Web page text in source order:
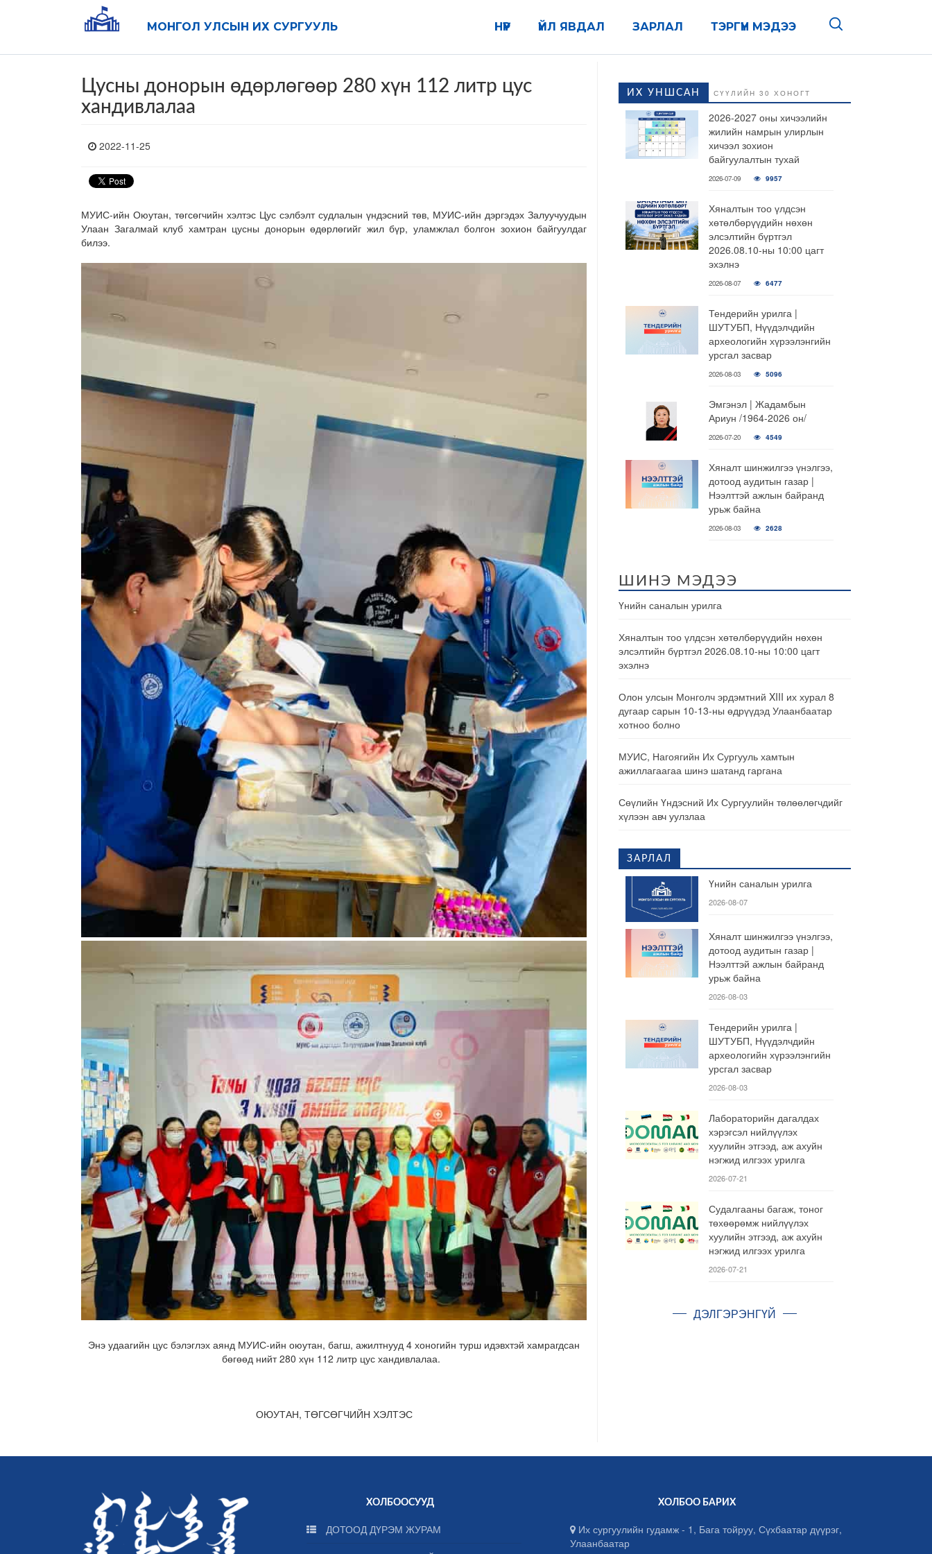
МОНГОЛ УЛСЫН ИХ СУРГУУЛЬ ТЭРГҮҮН МЭДЭЭ
ЗАРЛАЛ
ҮЙЛ ЯВДАЛ
НҮҮР
Цусны донорын өдөрлөгөөр 280 хүн 112 литр цус
хандивлалаа
2022-11-25
МУИС-ийн Оюутан, төгсөгчийн хэлтэс Цус сэлбэлт судлалын үндэсний төв, МУИС-ийн дэргэдэх Залуучуудын
Улаан Загалмай клуб хамтран цусны донорын өдөрлөгийг жил бүр, уламжлал болгон зохион байгуулдаг
билээ.
Энэ удаагийн цус бэлэглэх аянд МУИС-ийн оюутан, багш, ажилтнууд 4 хоногийн турш идэвхтэй хамрагдсан
бөгөөд нийт 280 хүн 112 литр цус хандивлалаа.
ОЮУТАН, ТӨГСӨГЧИЙН ХЭЛТЭС
ИХ УНШСАН СҮҮЛИЙН 30 ХОНОГТ
2026-2027 оны хичээлийн
жилийн намрын улирлын
хичээл зохион
байгуулалтын тухай
2026-07-09 9957
Хяналтын тоо үлдсэн
хөтөлбөрүүдийн нөхөн
элсэлтийн бүртгэл
2026.08.10-ны 10:00 цагт
эхэлнэ
2026-08-07 6477
Тендерийн урилга |
ШУТУБП, Нүүдэлчдийн
археологийн хүрээлэнгийн
урсгал засвар
2026-08-03 5096
Эмгэнэл | Жадамбын
Ариун /1964-2026 он/
2026-07-20 4549
Хяналт шинжилгээ үнэлгээ,
дотоод аудитын газар |
Нээлттэй ажлын байранд
урьж байна
2026-08-03 2628
ШИНЭ МЭДЭЭ
Үнийн саналын урилга
Хяналтын тоо үлдсэн хөтөлбөрүүдийн нөхөн
элсэлтийн бүртгэл 2026.08.10-ны 10:00 цагт
эхэлнэ
Олон улсын Монголч эрдэмтний XIII их хурал 8
дугаар сарын 10-13-ны өдрүүдэд Улаанбаатар
хотноо болно
МУИС, Нагоягийн Их Сургууль хамтын
ажиллагаагаа шинэ шатанд гаргана
Сөүлийн Үндэсний Их Сургуулийн төлөөлөгчдийг
хүлээн авч уулзлаа
ЗАРЛАЛ
Үнийн саналын урилга
2026-08-07
Хяналт шинжилгээ үнэлгээ,
дотоод аудитын газар |
Нээлттэй ажлын байранд
урьж байна
2026-08-03
Тендерийн урилга |
ШУТУБП, Нүүдэлчдийн
археологийн хүрээлэнгийн
урсгал засвар
2026-08-03
Лабораторийн дагалдах
хэрэгсэл нийлүүлэх
хуулийн этгээд, аж ахуйн
нэгжид илгээх урилга
2026-07-21
Судалгааны багаж, тоног
төхөөрөмж нийлүүлэх
хуулийн этгээд, аж ахуйн
нэгжид илгээх урилга
2026-07-21
ДЭЛГЭРЭНГҮЙ
ХОЛБООСУУД
ДОТООД ДҮРЭМ ЖУРАМ
ХОЛБОО БАРИХ
Их сургуулийн гудамж - 1, Бага тойруу, Сүхбаатар дүүрэг,
Улаанбаатар